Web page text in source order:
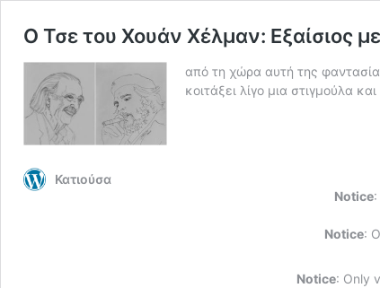
Ο Τσε του Χουάν Χέλμαν: Εξαίσιος
από τη χώρα αυτή της
κοιτάξει λίγο μια στιγμούλα
Κατιούσα
Notice
Notice:
Notice: Only